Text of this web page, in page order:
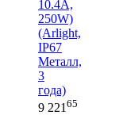
10.4A,
250W)
(Arlight,
IP67
Металл,
3
года)
9 221 65